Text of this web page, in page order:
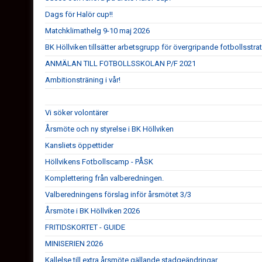
Dags för Halör cup!!
Matchklimathelg 9-10 maj 2026
BK Höllviken tillsätter arbetsgrupp för övergripande
ANMÄLAN TILL FOTBOLLSSKOLAN P/F 2021
Ambitionsträning i vår!
Vi söker volontärer
Årsmöte och ny styrelse i BK Höllviken
Kansliets öppettider
Höllvikens Fotbollscamp - PÅSK
Komplettering från valberedningen.
Valberedningens förslag inför årsmötet 3/3
Årsmöte i BK Höllviken 2026
FRITIDSKORTET - GUIDE
MINISERIEN 2026
Kallelse till extra årsmöte gällande stadgeändringar